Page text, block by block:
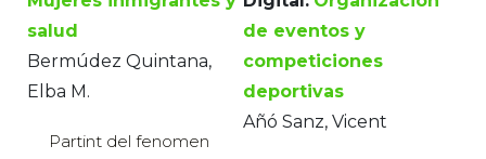
salud
Bermúdez Quintana,
Elba M.
Partint del fenomen
de eventos y
competiciones
deportivas
Añó Sanz, Vicent